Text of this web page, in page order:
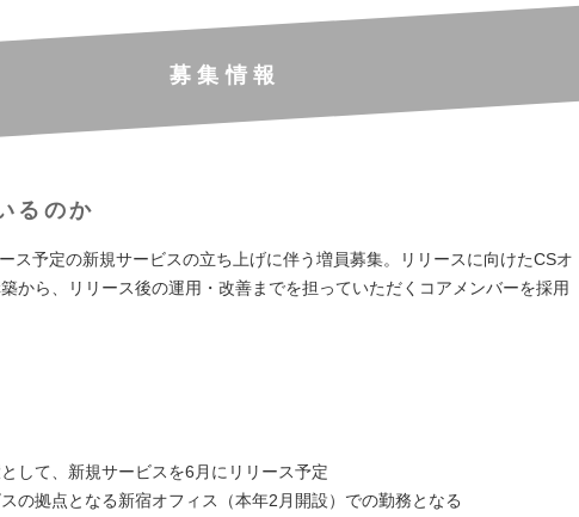
募集情報
るのか
ス予定の新規サービスの立ち上げに伴う増員募集。リリースに向けたCSオ
から、リリース後の運用・改善までを担っていただくコアメンバーを採用
として、新規サービスを6月にリリース予定
スの拠点となる新宿オフィス（本年2月開設）での勤務となる